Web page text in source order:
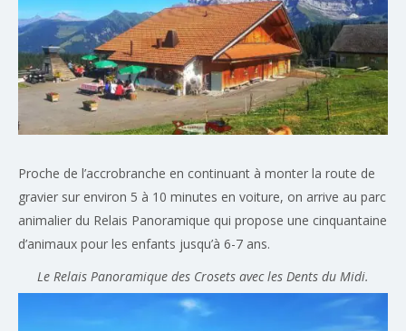
Proche de l’accrobranche en continuant à monter la route de
gravier sur environ 5 à 10 minutes en voiture, on arrive au parc
animalier du Relais Panoramique qui propose une cinquantaine
d’animaux pour les enfants jusqu’à 6-7 ans.
Le Relais Panoramique des Crosets avec les Dents du Midi.